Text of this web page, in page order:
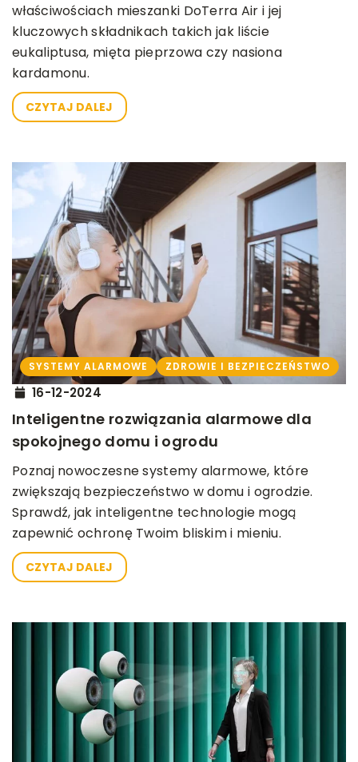
właściwościach mieszanki DoTerra Air i jej
kluczowych składnikach takich jak liście
eukaliptusa, mięta pieprzowa czy nasiona
kardamonu.
CZYTAJ DALEJ
SYSTEMY ALARMOWE ZDROWIE I BEZPIECZEŃSTWO
16-12-2024
Inteligentne rozwiązania alarmowe dla
spokojnego domu i ogrodu
Poznaj nowoczesne systemy alarmowe, które
zwiększają bezpieczeństwo w domu i ogrodzie.
Sprawdź, jak inteligentne technologie mogą
zapewnić ochronę Twoim bliskim i mieniu.
CZYTAJ DALEJ